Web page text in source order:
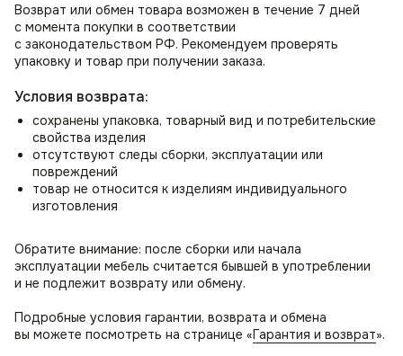
Возврат или обмен товара возможен в течение 7 дней
с момента покупки в соответствии
с законодательством РФ. Рекомендуем проверять
упаковку и товар при получении заказа.
Условия возврата:
сохранены упаковка, товарный вид и потребительские
свойства изделия
отсутствуют следы сборки, эксплуатации или
повреждений
товар не относится к изделиям индивидуального
изготовления
Обратите внимание: после сборки или начала
эксплуатации мебель считается бывшей в употреблении
и не подлежит возврату или обмену.
Подробные условия гарантии, возврата и обмена
вы можете посмотреть на странице «Гарантия и возврат».